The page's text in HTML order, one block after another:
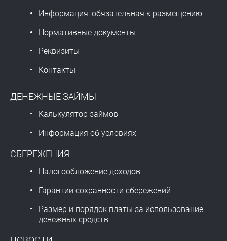
Информация, обязательная к размещению
Нормативные документы
Реквизиты
Контакты
ДЕНЕЖНЫЕ ЗАЙМЫ
Калькулятор займов
Информация об условиях
СБЕРЕЖЕНИЯ
Налогообложение доходов
Гарантии сохранности сбережений
Размер и порядок платы за использование
денежных средств